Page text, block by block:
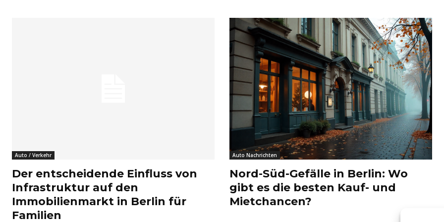
Auto / Verkehr
Der entscheidende Einfluss von
Infrastruktur auf den
Immobilienmarkt in Berlin für
Familien
Auto Nachrichten
Nord-Süd-Gefälle in Berlin: Wo
gibt es die besten Kauf- und
Mietchancen?